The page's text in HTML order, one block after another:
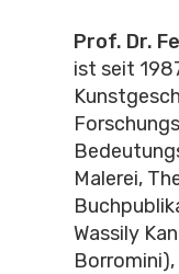
Prof. Dr.
ist seit
Malerei,
Wassily